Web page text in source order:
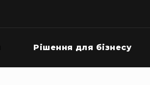
Рішення для бізнесу